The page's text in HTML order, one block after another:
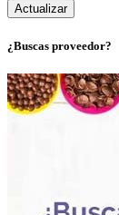
¿Buscas proveedor?